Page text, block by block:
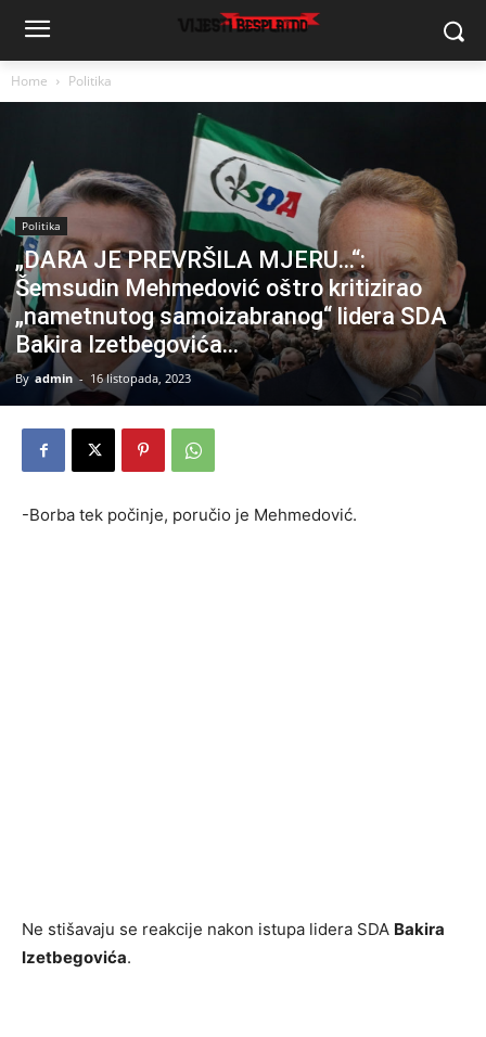
Home Politika
Politika
„DARA JE PREVRŠILA MJERU…“:
Šemsudin Mehmedović oštro kritizirao
„nametnutog samoizabranog“ lidera SDA
Bakira Izetbegovića…
By admin - 16 listopada, 2023
-Borba tek počinje, poručio je Mehmedović.
Ne stišavaju se reakcije nakon istupa lidera SDA Bakira
Izetbegovića.